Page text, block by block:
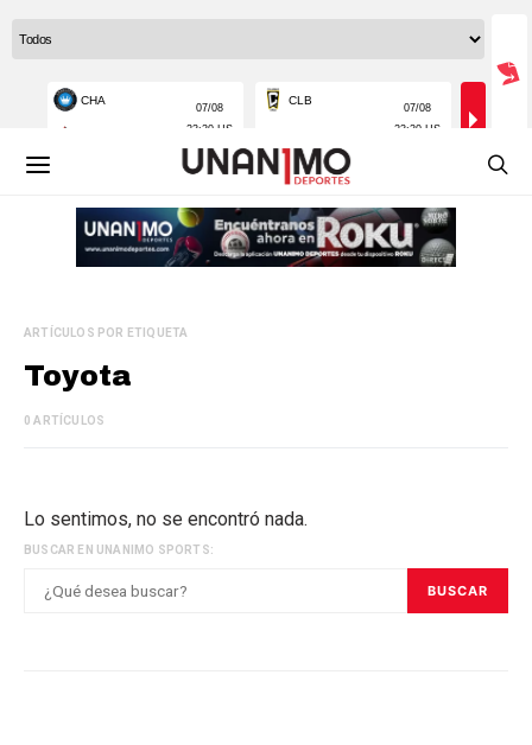
ARTÍCULOS POR ETIQUETA
Toyota
0 ARTÍCULOS
Lo sentimos, no se encontró nada.
BUSCAR EN UNANIMO SPORTS:
BUSCAR